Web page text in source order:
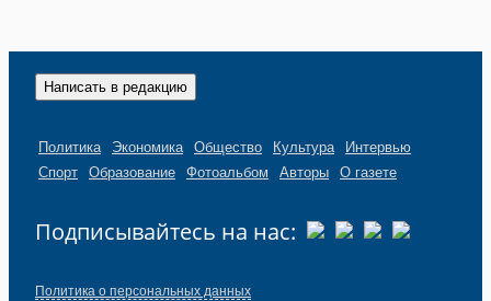
Написать в редакцию
Политика Экономика Общество Культура Интервью
Спорт Образование Фотоальбом Авторы О газете
Подписывайтесь на нас:
Политика о персональных данных